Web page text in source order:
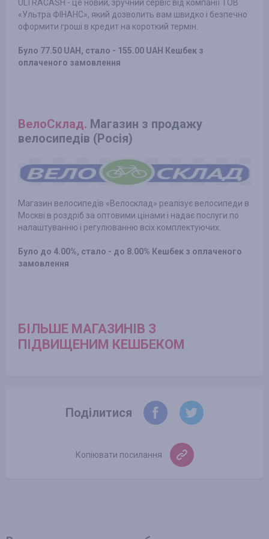
ULTRACASH - це новий, зручний сервіс від компанії ТОВ
«Ультра ФІНАНС», який дозволить вам швидко і безпечно
оформити гроші в кредит на короткий термін.
Було 77.50 UAH, стало - 155.00 UAH Кешбек з
оплаченого замовлення
ВелоСклад. Магазин з продажу
велосипедів (Росія)
Магазин велосипедів «Велосклад» реалізує велосипеди в
Москві в роздріб за оптовими цінами і надає послуги по
налаштуванню і регулюванню всіх комплектуючих.
Було до 4.00%, стало - до 8.00% Кешбек з оплаченого
замовлення
БІЛЬШЕ МАГАЗИНІВ З
ПІДВИЩЕНИМ КЕШБЕКОМ
Поділитися
Копіювати посилання